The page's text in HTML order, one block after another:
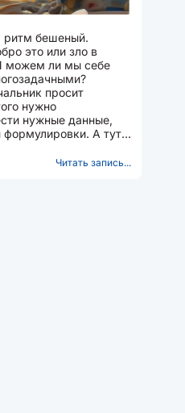
ритм бешеный.
это или зло в
можем ли мы себе
просит
нужно
нужные данные,
А тут
Читать запись...